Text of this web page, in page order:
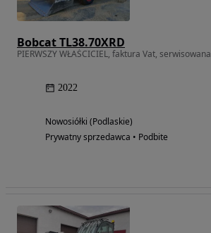
Bobcat TL38.70XRD
PIERWSZY WŁAŚCICIEL, faktura Vat, serwisowana
2022
Nowosiółki (Podlaskie)
Prywatny sprzedawca • Podbite